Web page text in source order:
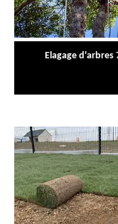
Elagage d'arbres